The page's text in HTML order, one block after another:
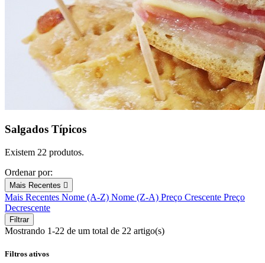
Salgados Típicos
Existem 22 produtos.
Ordenar por:
Mais Recentes 
Mais Recentes Nome (A-Z) Nome (Z-A) Preço Crescente Preço
Decrescente
Filtrar
Mostrando 1-22 de um total de 22 artigo(s)
Filtros ativos